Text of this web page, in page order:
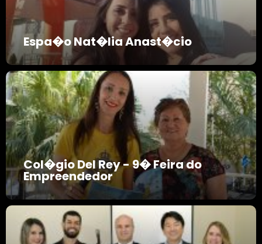
Espa�o Nat�lia Anast�cio
Col�gio Del Rey - 9� Feira do
Empreendedor